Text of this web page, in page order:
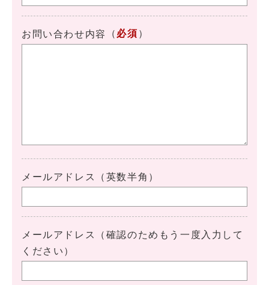
お問い合わせ内容 （ 必須 ）
メールアドレス（英数半角）
メールアドレス（確認のためもう一度入力して
ください）